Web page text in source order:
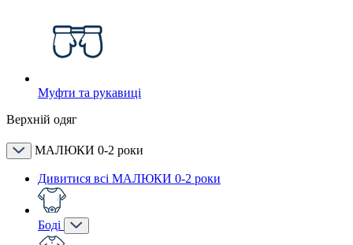
Муфти та рукавиці
Верхній одяг
МАЛЮКИ 0-2 роки
Дивитися всі МАЛЮКИ 0-2 роки
Боді